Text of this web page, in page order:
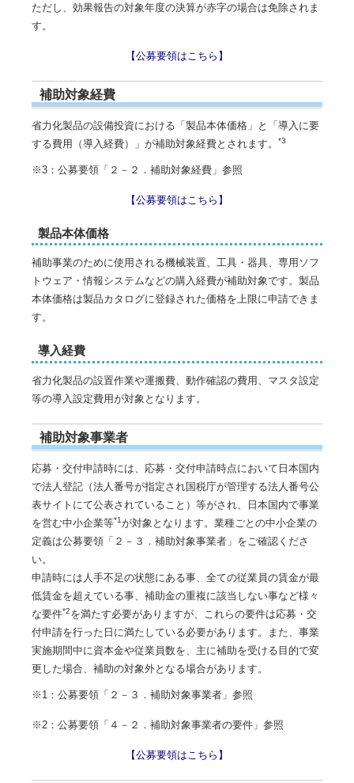
ただし、効果報告の対象年度の決算が赤字の場合は免除されま
す。
【公募要領はこちら】
補助対象経費
省力化製品の設備投資における「製品本体価格」と「導入に要
する費用（導入経費）」が補助対象経費とされます。
*3
※3：公募要領「２－２．補助対象経費」参照
【公募要領はこちら】
製品本体価格
補助事業のために使用される機械装置、工具・器具、専用ソフ
トウェア・情報システムなどの購入経費が補助対象です。製品
本体価格は製品カタログに登録された価格を上限に申請できま
す。
導入経費
省力化製品の設置作業や運搬費、動作確認の費用、マスタ設定
等の導入設定費用が対象となります。
補助対象事業者
応募・交付申請時には、応募・交付申請時点において日本国内
で法人登記（法人番号が指定され国税庁が管理する法人番号公
表サイトにて公表されていること）等がされ、日本国内で事業
を営む中小企業等*1が対象となります。業種ごとの中小企業の
定義は公募要領「２－３．補助対象事業者」をご確認くださ
い。
申請時には人手不足の状態にある事、全ての従業員の賃金が最
低賃金を超えている事、補助金の重複に該当しない事など様々
な要件*2を満たす必要がありますが、これらの要件は応募・交
付申請を行った日に満たしている必要があります。また、事業
実施期間中に資本金や従業員数を、主に補助を受ける目的で変
更した場合、補助の対象外となる場合があります。
※1：公募要領「２－３．補助対象事業者」参照
※2：公募要領「４－２．補助対象事業者の要件」参照
【公募要領はこちら】